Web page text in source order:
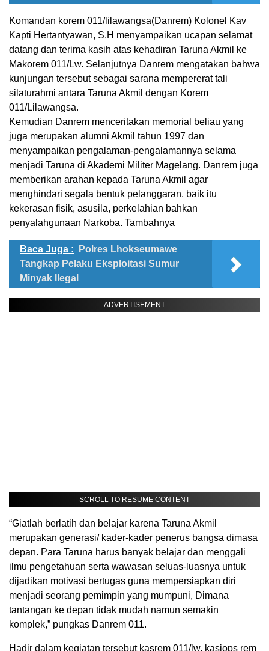
Komandan korem 011/lilawangsa(Danrem) Kolonel Kav
Kapti Hertantyawan, S.H menyampaikan ucapan selamat
datang dan terima kasih atas kehadiran Taruna Akmil ke
Makorem 011/Lw. Selanjutnya Danrem mengatakan bahwa
kunjungan tersebut sebagai sarana mempererat tali
silaturahmi antara Taruna Akmil dengan Korem
011/Lilawangsa.
Kemudian Danrem menceritakan memorial beliau yang
juga merupakan alumni Akmil tahun 1997 dan
menyampaikan pengalaman-pengalamannya selama
menjadi Taruna di Akademi Militer Magelang. Danrem juga
memberikan arahan kepada Taruna Akmil agar
menghindari segala bentuk pelanggaran, baik itu
kekerasan fisik, asusila, perkelahian bahkan
penyalahgunaan Narkoba. Tambahnya
Baca Juga :
Polres Lhokseumawe
Tangkap Pelaku Eksploitasi Sumur
Minyak Ilegal
ADVERTISEMENT
SCROLL TO RESUME CONTENT
“Giatlah berlatih dan belajar karena Taruna Akmil
merupakan generasi/ kader-kader penerus bangsa dimasa
depan. Para Taruna harus banyak belajar dan menggali
ilmu pengetahuan serta wawasan seluas-luasnya untuk
dijadikan motivasi bertugas guna mempersiapkan diri
menjadi seorang pemimpin yang mumpuni, Dimana
tantangan ke depan tidak mudah namun semakin
komplek,” pungkas Danrem 011.
Hadir dalam kegiatan tersebut kasrem 011/lw, kasiops rem